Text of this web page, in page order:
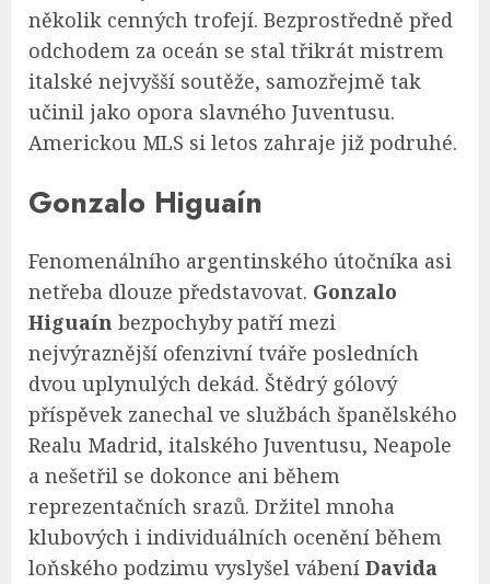
několik cenných trofejí. Bezprostředně před
odchodem za oceán se stal třikrát mistrem
italské nejvyšší soutěže, samozřejmě tak
učinil jako opora slavného Juventusu.
Americkou MLS si letos zahraje již podruhé.
Gonzalo Higuaín
Fenomenálního argentinského útočníka asi
netřeba dlouze představovat. Gonzalo
Higuaín bezpochyby patří mezi
nejvýraznější ofenzivní tváře posledních
dvou uplynulých dekád. Štědrý gólový
příspěvek zanechal ve službách španělského
Realu Madrid, italského Juventusu, Neapole
a nešetřil se dokonce ani během
reprezentačních srazů. Držitel mnoha
klubových i individuálních ocenění během
loňského podzimu vyslyšel vábení Davida